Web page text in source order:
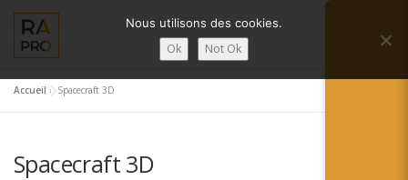
contenu
Menu
SERVICES RA’PRO
Accueil »Spacecraft 3D
Spacecraft 3D
Nous utilisons des cookies.
Ok Not Ok